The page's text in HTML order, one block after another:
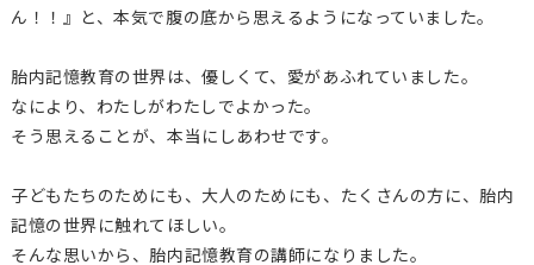
ん！！』と、本気で腹の底から思えるようになっていました。
胎内記憶教育の世界は、優しくて、愛があふれていました。
なにより、わたしがわたしでよかった。
そう思えることが、本当にしあわせです。
子どもたちのためにも、大人のためにも、たくさんの方に、胎内
記憶の世界に触れてほしい。
そんな思いから、胎内記憶教育の講師になりました。